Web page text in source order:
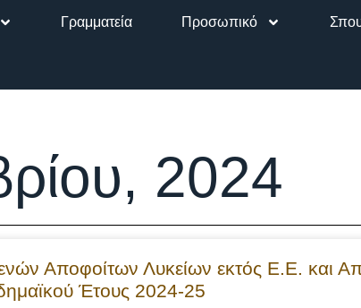
Γραμματεία Προσωπικό
2024
Αποφοίτων Λυκείων εκτός Ε.Ε. και
Έτους 2024-25